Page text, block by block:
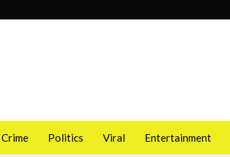
Crime Politics Viral Entertainment